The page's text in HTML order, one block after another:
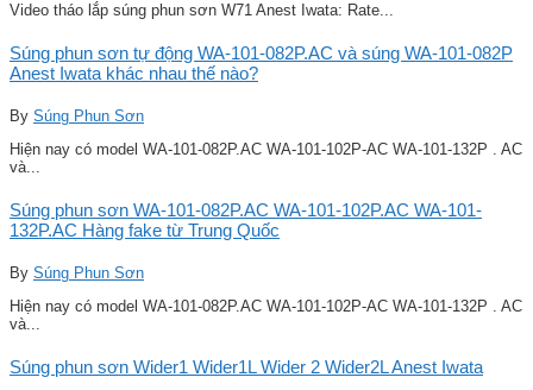
Video tháo lắp súng phun sơn W71 Anest Iwata: Rate...
Súng phun sơn tự động WA-101-082P.AC và súng WA-101-082P
Anest Iwata khác nhau thế nào?
By Súng Phun Sơn
Hiện nay có model WA-101-082P.AC WA-101-102P-AC WA-101-132P . AC
và...
Súng phun sơn WA-101-082P.AC WA-101-102P.AC WA-101-
132P.AC Hàng fake từ Trung Quốc
By Súng Phun Sơn
Hiện nay có model WA-101-082P.AC WA-101-102P-AC WA-101-132P . AC
và...
Súng phun sơn Wider1 Wider1L Wider 2 Wider2L Anest Iwata